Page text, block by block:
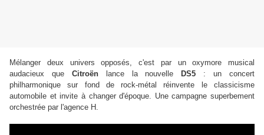
Mélanger deux univers opposés, c'est par un oxymore musical
audacieux que Citroënlance la nouvelle DS5 : un concert
philharmonique sur fond de rock-métal réinvente le classicisme
automobile et invite à changer d'époque. Une campagne superbement
orchestrée par l'agence H.